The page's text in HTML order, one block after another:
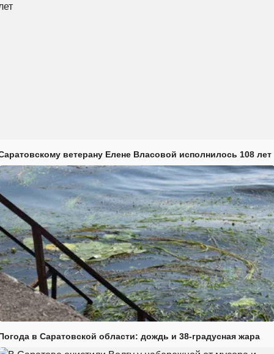
ветерану Елене Власовой исполнилось 108 лет
в Саратовской области: дождь и 38-градусная жара